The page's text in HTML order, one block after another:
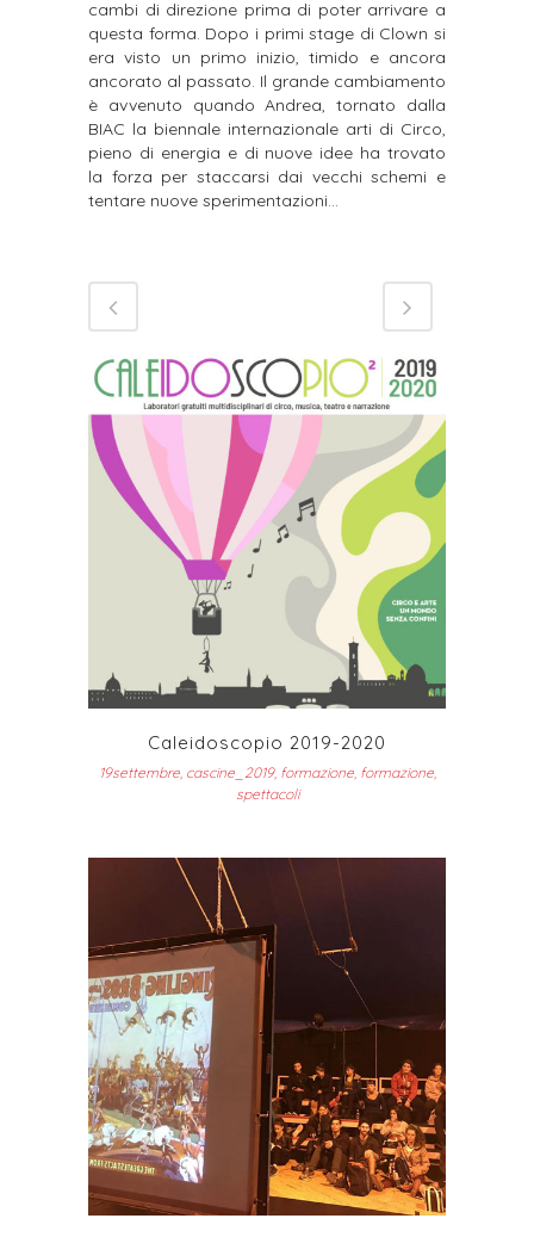
cambi di direzione prima di poter arrivare a
questa forma. Dopo i primi stage di Clown si
era visto un primo inizio, timido e ancora
ancorato al passato. Il grande cambiamento
è avvenuto quando Andrea, tornato dalla
BIAC la biennale internazionale arti di Circo,
pieno di energia e di nuove idee ha trovato
la forza per staccarsi dai vecchi schemi e
tentare nuove sperimentazioni…
Caleidoscopio 2019-2020
19settembre, cascine_2019, formazione, formazione,
spettacoli